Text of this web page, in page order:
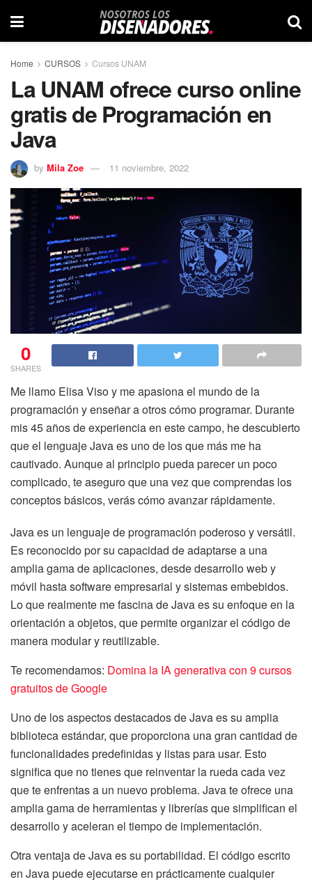
Home CURSOS Cursos UNAM
La UNAM ofrece curso online
gratis de Programación en
Java
by Mila Zoe 11 noviembre, 2022
0
SHARES
Me llamo Elisa Viso y me apasiona el mundo de la
programación y enseñar a otros cómo programar. Durante
mis 45 años de experiencia en este campo, he descubierto
que el lenguaje Java es uno de los que más me ha
cautivado. Aunque al principio pueda parecer un poco
complicado, te aseguro que una vez que comprendas los
conceptos básicos, verás cómo avanzar rápidamente.
Java es un lenguaje de programación poderoso y versátil.
Es reconocido por su capacidad de adaptarse a una
amplia gama de aplicaciones, desde desarrollo web y
móvil hasta software empresarial y sistemas embebidos.
Lo que realmente me fascina de Java es su enfoque en la
orientación a objetos, que permite organizar el código de
manera modular y reutilizable.
Te recomendamos: Domina la IA generativa con 9 cursos
gratuitos de Google
Uno de los aspectos destacados de Java es su amplia
biblioteca estándar, que proporciona una gran cantidad de
funcionalidades predefinidas y listas para usar. Esto
significa que no tienes que reinventar la rueda cada vez
que te enfrentas a un nuevo problema. Java te ofrece una
amplia gama de herramientas y librerías que simplifican el
desarrollo y aceleran el tiempo de implementación.
Otra ventaja de Java es su portabilidad. El código escrito
en Java puede ejecutarse en prácticamente cualquier